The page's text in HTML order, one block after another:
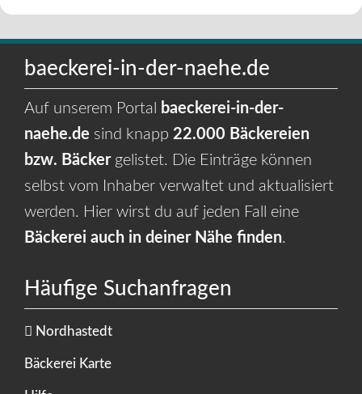
baeckerei-in-der-naehe.de
Auf unserem Portal
baeckerei-in-der-
naehe.de sind knapp 22.000 Bäckereien
bzw. Bäckergelistet. Die Einträge können
selbst vom Inhaber verwaltet und aktualisiert
werden. Hier wirst du auf jeden Fall eine
Bäckerei auch in deiner Nähe finden.
Häufige Suchanfragen
Nordhastedt
Bäckerei Karte